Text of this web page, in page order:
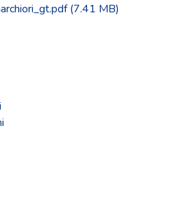
(7.41 MB)